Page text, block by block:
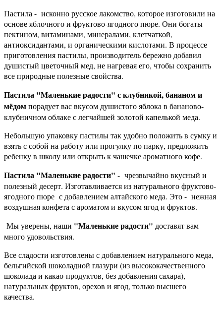
Пастила - исконно русское лакомство, которое изготовили на
основе яблочного и фруктово-ягодного пюре. Они богаты
пектином, витаминами, минералами, клетчаткой,
антиоксидантами, и органическими кислотами. В процессе
приготовления пастилы, производитель бережно добавил
душистый цветочный мед, не нагревая его, чтобы сохранить
все природные полезные свойства.
Пастила "Маленькие радости" с клубникой, бананом и
мёдомпорадует вас вкусом душистого яблока в бананово-
клубничном облаке с легчайшей золотой капелькой меда.
Небольшую упаковку пастилы так удобно положить в сумку и
взять с собой на работу или прогулку по парку, предложить
ребенку в школу или открыть к чашечке ароматного кофе.
Пастила "Маленькие радости" - чрезвычайно вкусный и
полезный десерт. Изготавливается из натурального фруктово-
ягодного пюре с добавлением алтайского меда. Это - нежная
воздушная конфета с ароматом и вкусом ягод и фруктов.
Мы уверены, наши "Маленькие радости" доставят вам
много удовольствия.
Все сладости изготовлены с добавлением натурального меда,
бельгийской шоколадной глазури (из высококачественного
шоколада и какао-продуктов, без добавления сахара),
натуральных фруктов, орехов и ягод, только высшего
качества.